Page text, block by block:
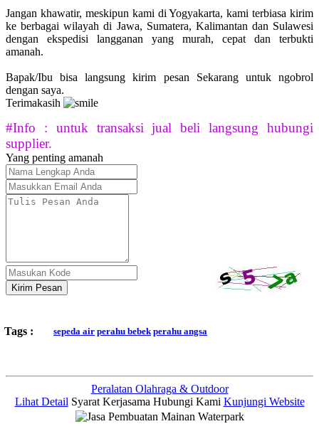
Jangan khawatir, meskipun kami di Yogyakarta, kami terbiasa kirim
ke berbagai wilayah di Jawa, Sumatera, Kalimantan dan Sulawesi
dengan ekspedisi langganan yang murah, cepat dan terbukti
amanah.
Bapak/Ibu bisa langsung kirim pesan Sekarang untuk ngobrol
dengan saya.
Terimakasih
#Info : untuk transaksi jual beli langsung hubungi
supplier.
Yang penting amanah
Kirim Pesan
Tags : sepeda air perahu bebek perahu angsa
Peralatan Olahraga & Outdoor
Lihat Detail Syarat Kerjasama Hubungi Kami Kunjungi Website